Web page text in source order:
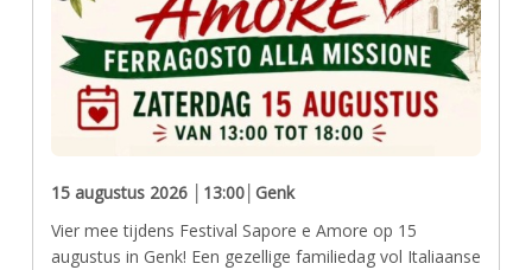
15 augustus 2026 │13:00│Genk
Vier mee tijdens Festival Sapore e Amore op 15
augustus in Genk! Een gezellige familiedag vol Italiaanse